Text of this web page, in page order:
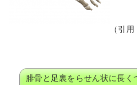
（引
腓骨と足裏をらせん状に長く